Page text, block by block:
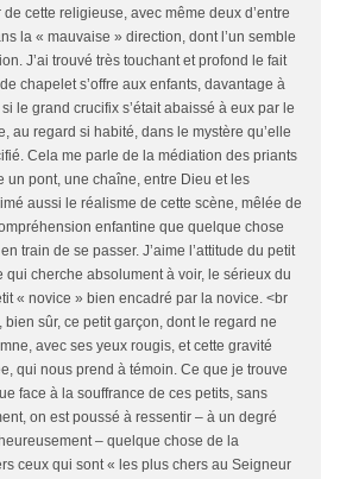
cette religieuse, avec même deux d’entre
la « mauvaise » direction, dont l’un semble
J’ai trouvé très touchant et profond le fait
chapelet s’offre aux enfants, davantage à
le grand crucifix s’était abaissé à eux par le
au regard si habité, dans le mystère qu’elle
Cela me parle de la médiation des priants
un pont, une chaîne, entre Dieu et les
aussi le réalisme de cette scène, mêlée de
enfantine que quelque chose
train de se passer. J’aime l’attitude du petit
qui cherche absolument à voir, le sérieux du
« novice » bien encadré par la novice. <br
bien sûr, ce petit garçon, dont le regard ne
avec ses yeux rougis, et cette gravité
qui nous prend à témoin. Ce que je trouve
face à la souffrance de ces petits, sans
on est poussé à ressentir – à un degré
– quelque chose de la
ceux qui sont « les plus chers au Seigneur